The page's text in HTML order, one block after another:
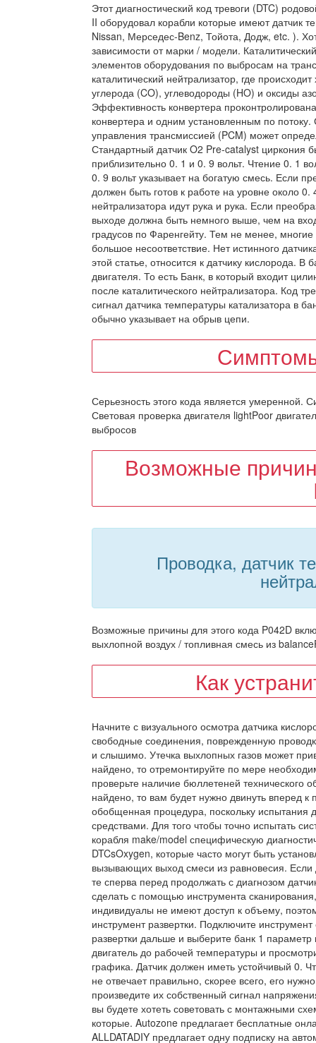
Этот диагностический код тревоги (DTC)
II оборудовал корабли которые имеют датчик
Nissan, Мерседес-Benz, Тойота, Додж, etc. ).
зависимости от марки / модели.
элементов оборудования по выбросам на
каталитический нейтрализатор, где
углерода (CO), углеводороды (HO) и оксиды
Эффективность конвертера
конвертера и одним установленным по
управления трансмиссией (PCM) может
Стандартный датчик O2 Pre-catalyst циркония
приблизительно 0. 1 и 0. 9 вольт. Чтение 0. 1
0. 9 вольт указывает на богатую смесь. Если
должен быть готов к работе на уровне около
нейтрализатора идут рука и рука. Если
выходе должна быть немного выше, чем на
градусов по Фаренгейту. Тем не менее,
большое несоответствие. Нет истинного
этой статье, относится к датчику кислорода.
двигателя. То есть Банк, в который входит
после каталитического нейтрализатора. Код
сигнал датчика температуры катализатора в
обычно указывает на обрыв цепи.
Серьезность этого кода является умеренной.
Световая проверка двигателя lightPoor
выбросов
Возможные
Проводка, датчик
Возможные причины для этого кода P042D
выхлопной воздух / топливная смесь из
Как
Начните с визуального осмотра датчика
свободные соединения, поврежденную
и слышимо. Утечка выхлопных газов может
найдено, то отремонтируйте по мере
проверьте наличие бюллетеней технического
найдено, то вам будет нужно двинуть вперед
обобщенная процедура, поскольку испытания
средствами. Для того чтобы точно испытать
корабля make/model специфическую
DTCsOxygen, которые часто могут быть
вызывающих выход смеси из равновесия. Если
те сперва перед продолжать с диагнозом
сделать с помощью инструмента
индивидуалы не имеют доступ к объему,
инструмент развертки. Подключите
развертки дальше и выберите банк 1
двигатель до рабочей температуры и
графика. Датчик должен иметь устойчивый 0.
не отвечает правильно, скорее всего, его
произведите их собственный сигнал
вы будете хотеть советовать с монтажными
которые. Autozone предлагает бесплатные
ALLDATADIY предлагает одну подписку на